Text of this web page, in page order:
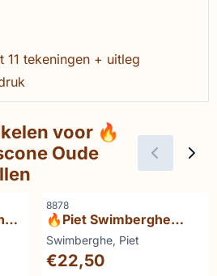
11 tekeningen + uitleg
voor 🔥
Oude
Artikelnummer
8878
🔥Piet Swimberghe
Living rooms Trends &
tradition
Merk:
Swimberghe, Piet
Prijs: 22,50
€22,50